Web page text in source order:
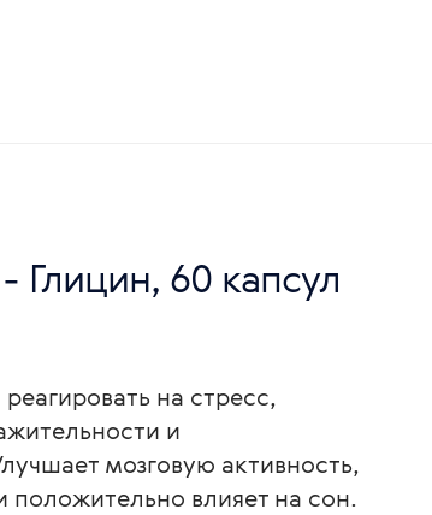
Глицин, 60 капсул
на стресс,
и
мозговую активность,
влияет на сон.